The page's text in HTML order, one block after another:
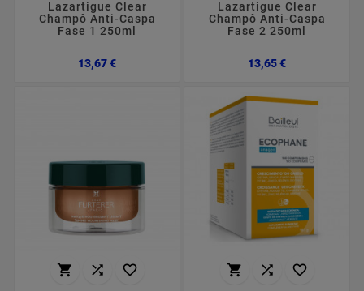
Lazartigue Clear
Champô Anti-Caspa
Fase 1 250ml
13,67 €Preço
Lazartigue Clear
Champô Anti-Caspa
Fase 2 250ml
13,65 €Preço
     